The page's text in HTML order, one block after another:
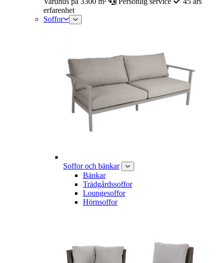
erfarenhet
Soffor
Soffor och bänkar
Bänkar
Trädgårdssoffor
Loungesoffor
Hörnsoffor